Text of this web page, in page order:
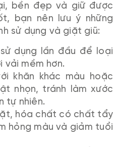
bền đẹp và giữ được
bạn nên lưu ý những
sử dụng và giặt giũ:
dụng lần đầu để loại
vải mềm hơn.
khăn khác màu hoặc
nhọn, tránh làm xước
tự nhiên.
hóa chất có chất tẩy
hỏng màu và giảm tuổi